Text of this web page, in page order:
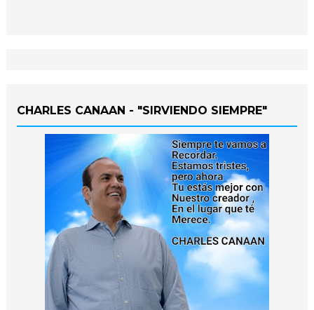
CHARLES CANAAN - "SIRVIENDO SIEMPRE"